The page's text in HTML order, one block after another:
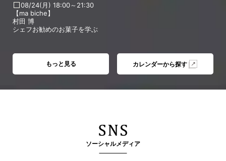
08/24(月) 18:00～21:30
【ma biche】
村田 博
シェフお勧めのお菓子を学ぶ
もっと見る カレンダーから探す
ソーシャルメディア